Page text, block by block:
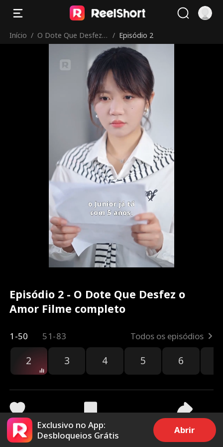
Início / O Dote Que Desfez o
/ Episódio 2
Episódio 2 - O Dote Que Desfez o
Amor Filme completo
1-50 51-83 Todos os episódios
2 3 4 5 6
4.3k 151.9k Compartilhar
Exclusivo no App:
Desbloqueios Grátis
Abrir